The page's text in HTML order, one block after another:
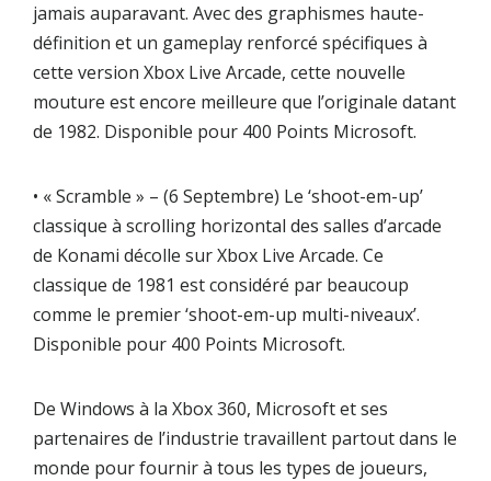
jamais auparavant. Avec des graphismes haute-
définition et un gameplay renforcé spécifiques à
cette version Xbox Live Arcade, cette nouvelle
mouture est encore meilleure que l’originale datant
de 1982. Disponible pour 400 Points Microsoft.
• « Scramble » – (6 Septembre) Le ‘shoot-em-up’
classique à scrolling horizontal des salles d’arcade
de Konami décolle sur Xbox Live Arcade. Ce
classique de 1981 est considéré par beaucoup
comme le premier ‘shoot-em-up multi-niveaux’.
Disponible pour 400 Points Microsoft.
De Windows à la Xbox 360, Microsoft et ses
partenaires de l’industrie travaillent partout dans le
monde pour fournir à tous les types de joueurs,